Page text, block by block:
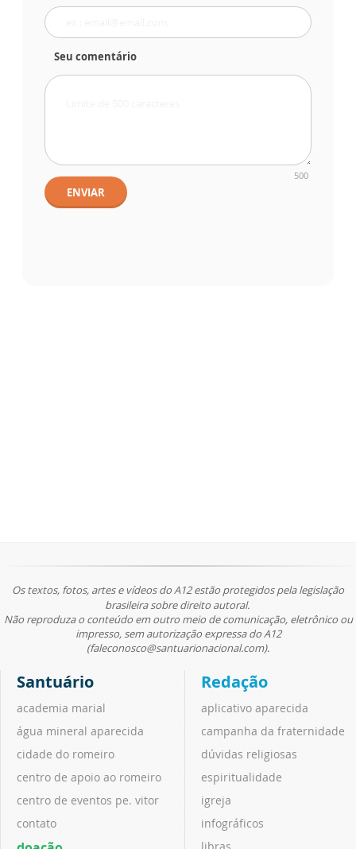
Seu comentário
500
ENVIAR
Os textos, fotos, artes e vídeos do A12 estão protegidos pela legislação
brasileira sobre direito autoral.
Não reproduza o conteúdo em outro meio de comunicação, eletrônico ou
impresso, sem autorização expressa do A12
(faleconosco@santuarionacional.com).
Santuário
academia marial
água mineral aparecida
cidade do romeiro
centro de apoio ao romeiro
centro de eventos pe. vitor
contato
Redação
aplicativo aparecida
campanha da fraternidade
dúvidas religiosas
espiritualidade
igreja
infográficos
libras